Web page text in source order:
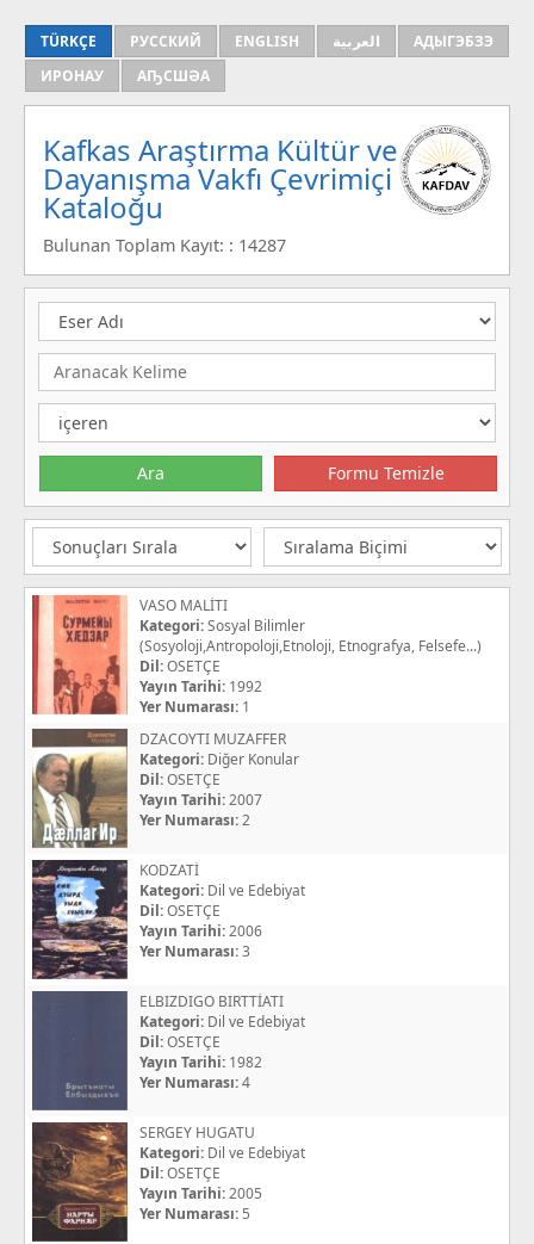
TÜRKÇE РУССКИЙ ENGLISH العربية
АДЫГЭБЗЭ
ИРОНАУ
АҦСШӘА
Kafkas Araştırma Kültür ve
Dayanışma Vakfı Çevrimiçi
Kataloğu
Bulunan Toplam Kayıt: : 14287
VASO MALİTI
Kategori:Sosyal Bilimler
(Sosyoloji,Antropoloji,Etnoloji, Etnografya, Felsefe...)
Dil:OSETÇE
Yayın Tarihi: 1992
Yer Numarası: 1
DZACOYTI MUZAFFER
Kategori: Diğer Konular
Dil:OSETÇE
Yayın Tarihi:2007
Yer Numarası:2
KODZATİ
Kategori: Dil ve Edebiyat
Dil:OSETÇE
Yayın Tarihi:2006
Yer Numarası:3
ELBIZDIGO BIRTTİATI
Kategori: Dil ve Edebiyat
Dil:OSETÇE
Yayın Tarihi: 1982
Yer Numarası:4
SERGEY HUGATU
Kategori: Dil ve Edebiyat
Dil:OSETÇE
Yayın Tarihi:2005
Yer Numarası: 5